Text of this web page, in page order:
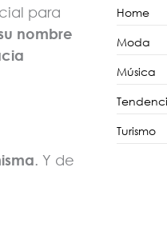
para
nombre
. Y de
Home
Moda
Música
Turismo